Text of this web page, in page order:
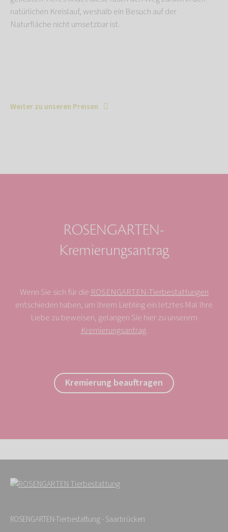
natürlichen Kreislauf, weshalb ein Besuch auf der
Naturfläche nicht umsetzbar ist.
Weiter zu unseren Preisen
ROSENGARTEN-
Kremierungsantrag
Wenn Sie sich für die ROSENGARTEN-Tierbestattungen
entschieden haben, um Ihrem Liebling ein letztes Mal Ihre
Liebe zu beweisen, gelangen Sie hier zu unserem
Kremierungsantrag.
Kremierung beauftragen
ROSENGARTEN-Tierbestattung - Saarbrücken